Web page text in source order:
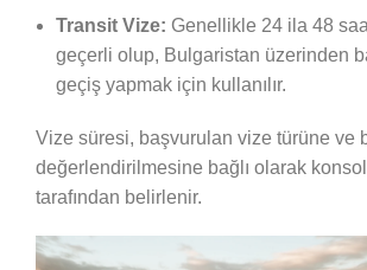
Transit Vize: Genellikle 24 ila 48
geçerli olup, Bulgaristan üzerinden
geçiş yapmak için kullanılır.
Vize süresi, başvurulan vize türüne ve
değerlendirilmesine bağlı olarak
tarafından belirlenir.